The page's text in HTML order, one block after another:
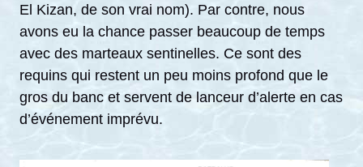
El Kizan, de son vrai nom). Par contre, nous
avons eu la chance passer beaucoup de temps
avec des marteaux sentinelles. Ce sont des
requins qui restent un peu moins profond que le
gros du banc et servent de lanceur d’alerte en cas
d’événement imprévu.